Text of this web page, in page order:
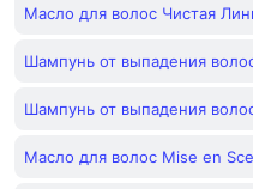
Масло для волос Чистая
Шампунь от выпадения
Шампунь от выпадения
Масло для волос Mise en